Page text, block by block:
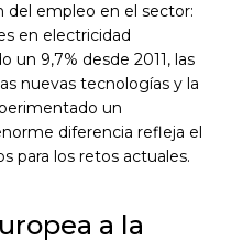
del empleo en el sector:
en electricidad
un 9,7% desde 2011, las
nuevas tecnologías y la
un
diferencia refleja el
para los retos actuales.
a la